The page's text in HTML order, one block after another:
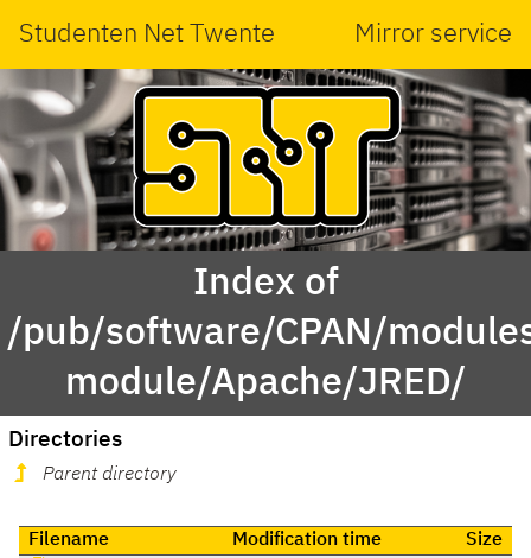
Studenten Net Twente Mirror service
Index of
/pub/software/CPAN/
module/Apache/JRED/
Directories
Parent directory
Filename Modification time
Size